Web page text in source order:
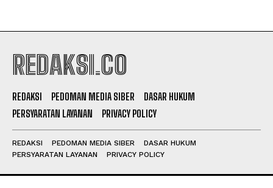
REDAKSI.CO
REDAKSI PEDOMAN MEDIA SIBER
DASAR HUKUM
PERSYARATAN LAYANAN
PRIVACY POLICY
REDAKSI PEDOMAN MEDIA SIBER
DASAR HUKUM
PERSYARATAN LAYANAN
PRIVACY POLICY